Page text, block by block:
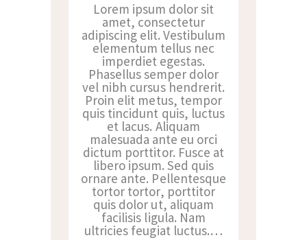
Lorem ipsum dolor sit
amet, consectetur
adipiscing elit. Vestibulum
elementum tellus nec
imperdiet egestas.
Phasellus semper dolor
vel nibh cursus hendrerit.
Proin elit metus, tempor
quis tincidunt quis, luctus
et lacus. Aliquam
malesuada ante eu orci
dictum porttitor. Fusce at
libero ipsum. Sed quis
ornare ante. Pellentesque
tortor tortor, porttitor
quis dolor ut, aliquam
facilisis ligula. Nam
ultricies feugiat luctus.…